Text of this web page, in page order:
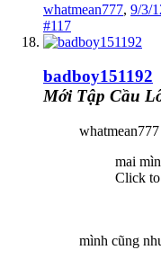
whatmean777, 9/3/
#117
badboy151192
Mới Tập Cầu
whatmean777
mai
Click
mình cũng